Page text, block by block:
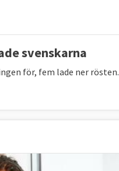
svenskarna
för, fem lade ner rösten.